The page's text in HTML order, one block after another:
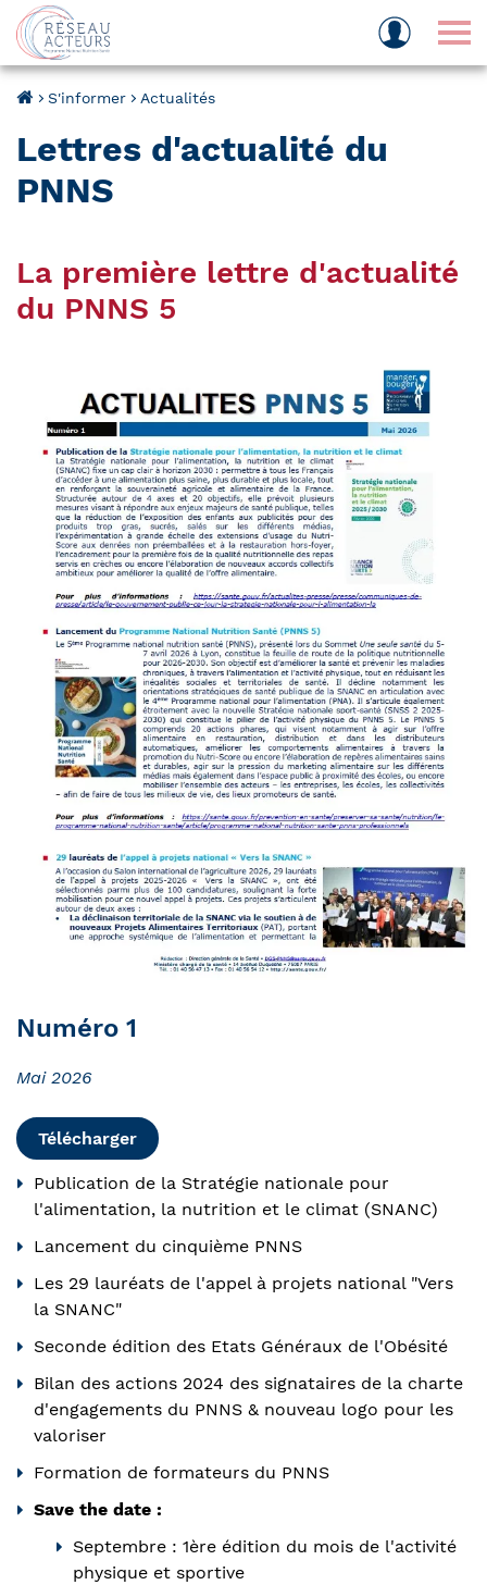
S'informer Actualités
Lettres d'actualité du
PNNS
La première lettre d'actualité
du PNNS 5
Numéro 1
Mai 2026
Télécharger
Publication de la Stratégie nationale pour
l'alimentation, la nutrition et le climat (SNANC)
Lancement du cinquième PNNS
Les 29 lauréats de l'appel à projets national "Vers
la SNANC"
Seconde édition des Etats Généraux de l'Obésité
Bilan des actions 2024 des signataires de la charte
d'engagements du PNNS & nouveau logo pour les
valoriser
Formation de formateurs du PNNS
Save the date :
Septembre : 1ère édition du mois de l'activité
physique et sportive